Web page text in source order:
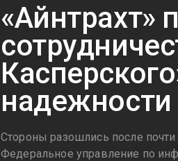
«Айнтрахт»
надежности
Стороны разошлись после почти
Федеральное управление по